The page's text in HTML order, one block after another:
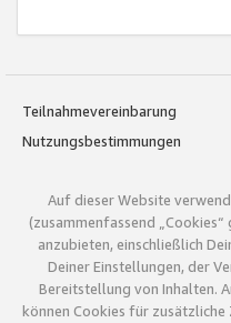
Teilnahmevereinbarung
Nutzungsbestimmungen
Auf dieser Website
(zusammenfassend
anzubieten, einschließlich
Deiner Einstellungen, der
Bereitstellung von Inhalten.
können Cookies für